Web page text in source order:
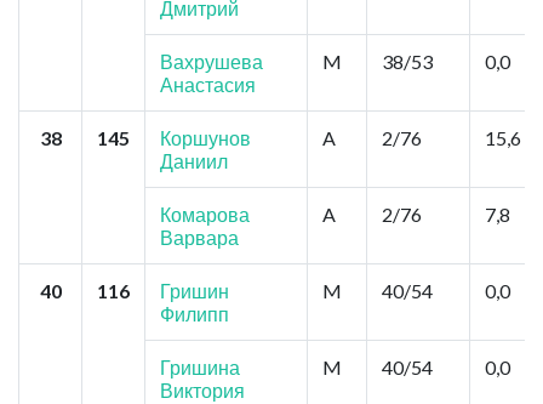
Дмитрий
Вахрушева
Анастасия
M 38/53 0,0
38 145
Коршунов
Даниил
A 2/76 15,6
Комарова
Варвара
A 2/76 7,8
40 116
Гришин
Филипп
M 40/54 0,0
Гришина
Виктория
M 40/54 0,0